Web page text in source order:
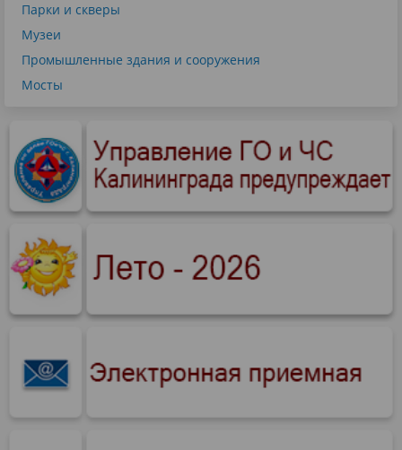
Парки и скверы
Музеи
Промышленные здания и сооружения
Мосты